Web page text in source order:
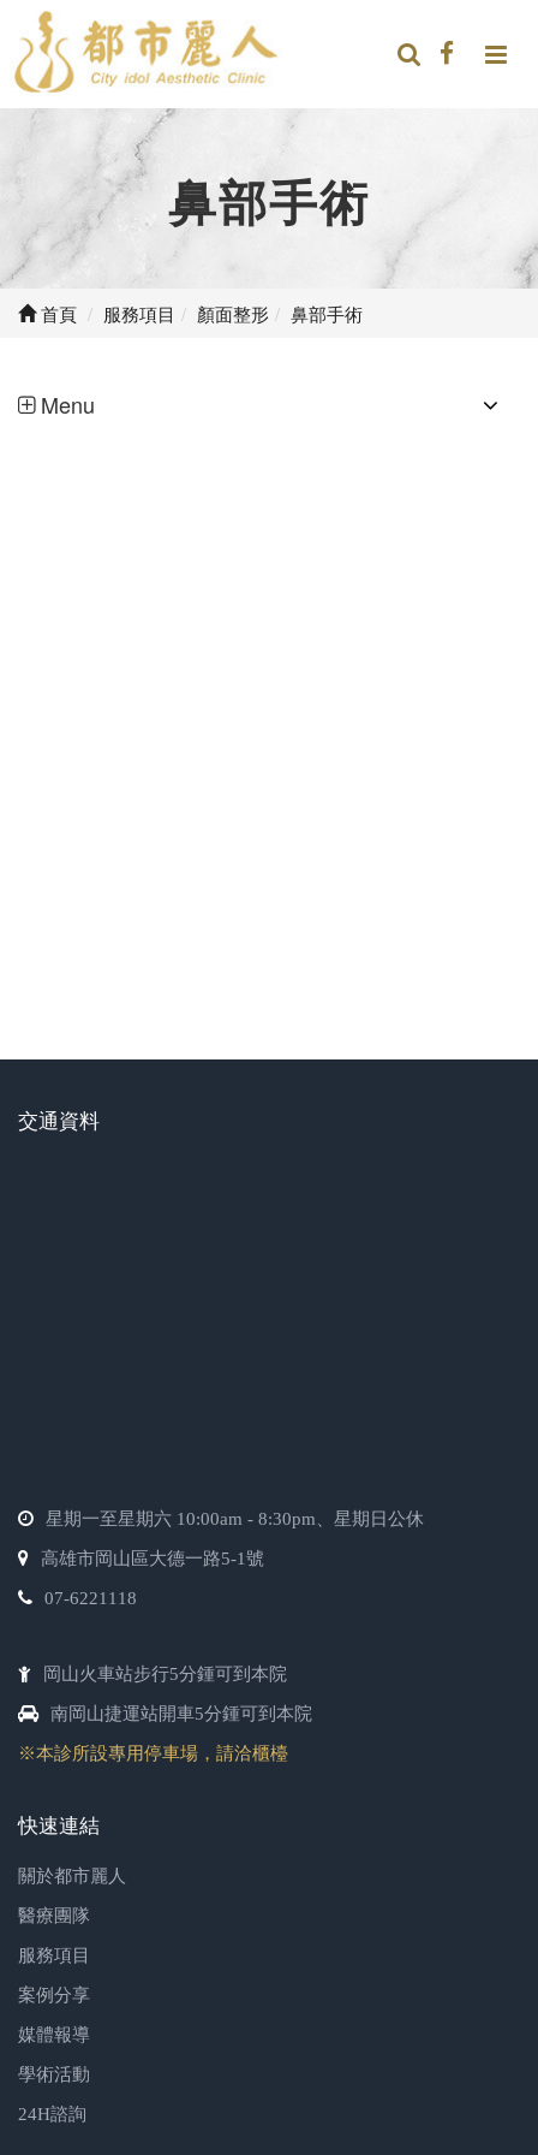
鼻部手術
首頁 服務項目 顏面整形 鼻部手術
Menu
交通資料
星期一至星期六 10:00am - 8:30pm、星期日公休
高雄市岡山區大德一路5-1號
07-6221118
岡山火車站步行5分鍾可到本院
南岡山捷運站開車5分鍾可到本院
※本診所設專用停車場，請洽櫃檯
快速連結
關於都市麗人
醫療團隊
服務項目
案例分享
媒體報導
學術活動
24H諮詢